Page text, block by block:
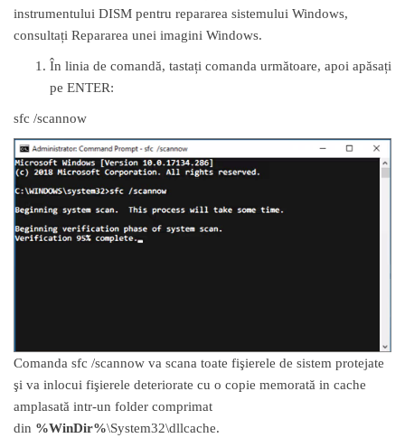
instrumentului DISM pentru repararea sistemului Windows,
consultați Repararea unei imagini Windows.
În linia de comandă, tastați comanda următoare, apoi apăsați
pe ENTER:
sfc /scannow
Comanda sfc /scannow va scana toate fişierele de sistem protejate
şi va inlocui fişierele deteriorate cu o copie memorată in cache
amplasată intr-un folder comprimat
din %WinDir%\System32\dllcache.